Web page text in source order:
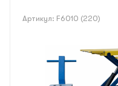
Артикул: F6010 (220)